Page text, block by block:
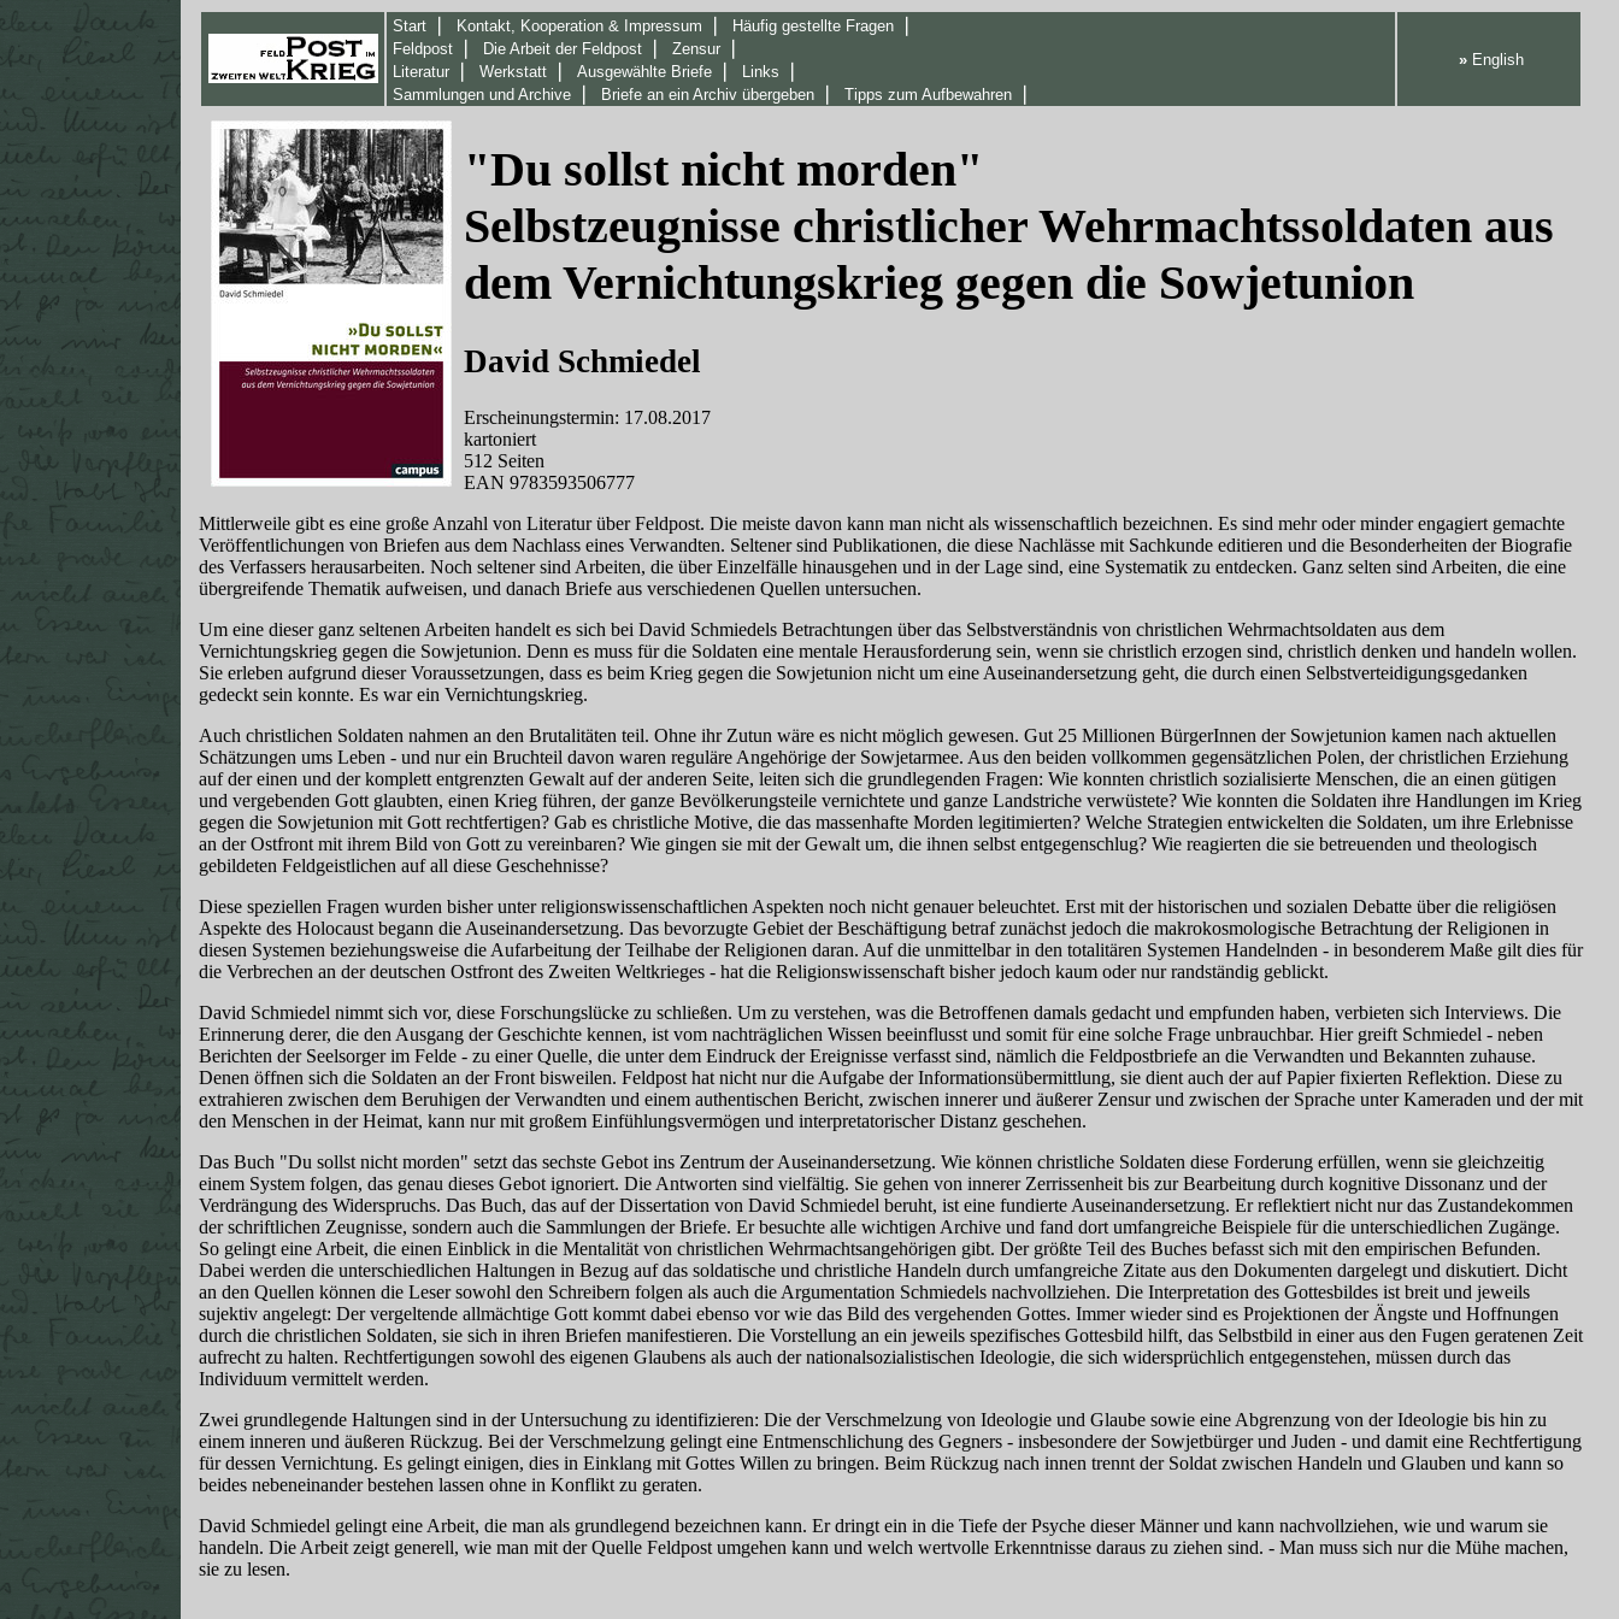
Start Kontakt, Kooperation & Impressum Häufig gestellte Fragen
Feldpost Die Arbeit der Feldpost Zensur
Literatur Werkstatt Ausgewählte Briefe Links
Sammlungen und Archive Briefe an ein Archiv übergeben Tipps zum Aufbewahren
» English
"Du sollst nicht morden"
Selbstzeugnisse christlicher Wehrmachtssoldaten aus
dem Vernichtungskrieg gegen die Sowjetunion
David Schmiedel
Erscheinungstermin: 17.08.2017
kartoniert
512 Seiten
EAN 9783593506777
Mittlerweile gibt es eine große Anzahl von Literatur über Feldpost. Die meiste davon kann man nicht als wissenschaftlich bezeichnen. Es sind mehr oder minder engagiert gemachte
Veröffentlichungen von Briefen aus dem Nachlass eines Verwandten. Seltener sind Publikationen, die diese Nachlässe mit Sachkunde editieren und die Besonderheiten der Biografie
des Verfassers herausarbeiten. Noch seltener sind Arbeiten, die über Einzelfälle hinausgehen und in der Lage sind, eine Systematik zu entdecken. Ganz selten sind Arbeiten, die eine
übergreifende Thematik aufweisen, und danach Briefe aus verschiedenen Quellen untersuchen.
Um eine dieser ganz seltenen Arbeiten handelt es sich bei David Schmiedels Betrachtungen über das Selbstverständnis von christlichen Wehrmachtsoldaten aus dem
Vernichtungskrieg gegen die Sowjetunion. Denn es muss für die Soldaten eine mentale Herausforderung sein, wenn sie christlich erzogen sind, christlich denken und handeln wollen.
Sie erleben aufgrund dieser Voraussetzungen, dass es beim Krieg gegen die Sowjetunion nicht um eine Auseinandersetzung geht, die durch einen Selbstverteidigungsgedanken
gedeckt sein konnte. Es war ein Vernichtungskrieg.
Auch christlichen Soldaten nahmen an den Brutalitäten teil. Ohne ihr Zutun wäre es nicht möglich gewesen. Gut 25 Millionen BürgerInnen der Sowjetunion kamen nach aktuellen
Schätzungen ums Leben - und nur ein Bruchteil davon waren reguläre Angehörige der Sowjetarmee. Aus den beiden vollkommen gegensätzlichen Polen, der christlichen Erziehung
auf der einen und der komplett entgrenzten Gewalt auf der anderen Seite, leiten sich die grundlegenden Fragen: Wie konnten christlich sozialisierte Menschen, die an einen gütigen
und vergebenden Gott glaubten, einen Krieg führen, der ganze Bevölkerungsteile vernichtete und ganze Landstriche verwüstete? Wie konnten die Soldaten ihre Handlungen im Krieg
gegen die Sowjetunion mit Gott rechtfertigen? Gab es christliche Motive, die das massenhafte Morden legitimierten? Welche Strategien entwickelten die Soldaten, um ihre Erlebnisse
an der Ostfront mit ihrem Bild von Gott zu vereinbaren? Wie gingen sie mit der Gewalt um, die ihnen selbst entgegenschlug? Wie reagierten die sie betreuenden und theologisch
gebildeten Feldgeistlichen auf all diese Geschehnisse?
Diese speziellen Fragen wurden bisher unter religionswissenschaftlichen Aspekten noch nicht genauer beleuchtet. Erst mit der historischen und sozialen Debatte über die religiösen
Aspekte des Holocaust begann die Auseinandersetzung. Das bevorzugte Gebiet der Beschäftigung betraf zunächst jedoch die makrokosmologische Betrachtung der Religionen in
diesen Systemen beziehungsweise die Aufarbeitung der Teilhabe der Religionen daran. Auf die unmittelbar in den totalitären Systemen Handelnden - in besonderem Maße gilt dies für
die Verbrechen an der deutschen Ostfront des Zweiten Weltkrieges - hat die Religionswissenschaft bisher jedoch kaum oder nur randständig geblickt.
David Schmiedel nimmt sich vor, diese Forschungslücke zu schließen. Um zu verstehen, was die Betroffenen damals gedacht und empfunden haben, verbieten sich Interviews. Die
Erinnerung derer, die den Ausgang der Geschichte kennen, ist vom nachträglichen Wissen beeinflusst und somit für eine solche Frage unbrauchbar. Hier greift Schmiedel - neben
Berichten der Seelsorger im Felde - zu einer Quelle, die unter dem Eindruck der Ereignisse verfasst sind, nämlich die Feldpostbriefe an die Verwandten und Bekannten zuhause.
Denen öffnen sich die Soldaten an der Front bisweilen. Feldpost hat nicht nur die Aufgabe der Informationsübermittlung, sie dient auch der auf Papier fixierten Reflektion. Diese zu
extrahieren zwischen dem Beruhigen der Verwandten und einem authentischen Bericht, zwischen innerer und äußerer Zensur und zwischen der Sprache unter Kameraden und der mit
den Menschen in der Heimat, kann nur mit großem Einfühlungsvermögen und interpretatorischer Distanz geschehen.
Das Buch "Du sollst nicht morden" setzt das sechste Gebot ins Zentrum der Auseinandersetzung. Wie können christliche Soldaten diese Forderung erfüllen, wenn sie gleichzeitig
einem System folgen, das genau dieses Gebot ignoriert. Die Antworten sind vielfältig. Sie gehen von innerer Zerrissenheit bis zur Bearbeitung durch kognitive Dissonanz und der
Verdrängung des Widerspruchs. Das Buch, das auf der Dissertation von David Schmiedel beruht, ist eine fundierte Auseinandersetzung. Er reflektiert nicht nur das Zustandekommen
der schriftlichen Zeugnisse, sondern auch die Sammlungen der Briefe. Er besuchte alle wichtigen Archive und fand dort umfangreiche Beispiele für die unterschiedlichen Zugänge.
So gelingt eine Arbeit, die einen Einblick in die Mentalität von christlichen Wehrmachtsangehörigen gibt. Der größte Teil des Buches befasst sich mit den empirischen Befunden.
Dabei werden die unterschiedlichen Haltungen in Bezug auf das soldatische und christliche Handeln durch umfangreiche Zitate aus den Dokumenten dargelegt und diskutiert. Dicht
an den Quellen können die Leser sowohl den Schreibern folgen als auch die Argumentation Schmiedels nachvollziehen. Die Interpretation des Gottesbildes ist breit und jeweils
sujektiv angelegt: Der vergeltende allmächtige Gott kommt dabei ebenso vor wie das Bild des vergehenden Gottes. Immer wieder sind es Projektionen der Ängste und Hoffnungen
durch die christlichen Soldaten, sie sich in ihren Briefen manifestieren. Die Vorstellung an ein jeweils spezifisches Gottesbild hilft, das Selbstbild in einer aus den Fugen geratenen Zeit
aufrecht zu halten. Rechtfertigungen sowohl des eigenen Glaubens als auch der nationalsozialistischen Ideologie, die sich widersprüchlich entgegenstehen, müssen durch das
Individuum vermittelt werden.
Zwei grundlegende Haltungen sind in der Untersuchung zu identifizieren: Die der Verschmelzung von Ideologie und Glaube sowie eine Abgrenzung von der Ideologie bis hin zu
einem inneren und äußeren Rückzug. Bei der Verschmelzung gelingt eine Entmenschlichung des Gegners - insbesondere der Sowjetbürger und Juden - und damit eine Rechtfertigung
für dessen Vernichtung. Es gelingt einigen, dies in Einklang mit Gottes Willen zu bringen. Beim Rückzug nach innen trennt der Soldat zwischen Handeln und Glauben und kann so
beides nebeneinander bestehen lassen ohne in Konflikt zu geraten.
David Schmiedel gelingt eine Arbeit, die man als grundlegend bezeichnen kann. Er dringt ein in die Tiefe der Psyche dieser Männer und kann nachvollziehen, wie und warum sie
handeln. Die Arbeit zeigt generell, wie man mit der Quelle Feldpost umgehen kann und welch wertvolle Erkenntnisse daraus zu ziehen sind. - Man muss sich nur die Mühe machen,
sie zu lesen.